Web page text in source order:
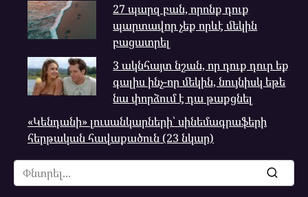
27 պարզ բան, որոնք դուք
պարտավոր չեք որևէ մեկին
բացատրել
3 ակնհայտ նշան, որ դուք դուր եք
գալիս ինչ-որ մեկին, նույնիսկ եթե
նա փորձում է դա թաքցնել
«Կենդանի» լուսանկարների՝ սինեմագրաֆերի
հերթական հավաքածուն (23 նկար)
Search
for: